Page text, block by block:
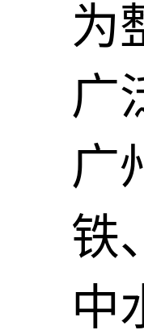
为
广
广
铁
中